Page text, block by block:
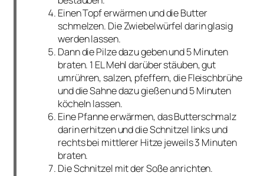
Einen Topf erwärmen und die Butter
schmelzen. Die Zwiebelwürfel darin glasig
werden lassen.
Dann die Pilze dazu geben und 5 Minuten
braten. 1 EL Mehl darüber stäuben, gut
umrühren, salzen, pfeffern, die Fleischbrühe
und die Sahne dazu gießen und 5 Minuten
köcheln lassen.
Eine Pfanne erwärmen, das Butterschmalz
darin erhitzen und die Schnitzel links und
rechts bei mittlerer Hitze jeweils 3 Minuten
braten.
Die Schnitzel mit der Soße anrichten.